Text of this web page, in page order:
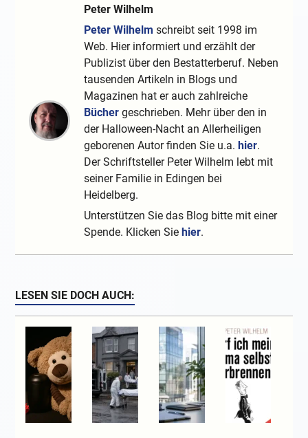
Peter Wilhelm
Peter Wilhelm schreibt seit 1998 im
Web. Hier informiert und erzählt der
Publizist über den Bestatterberuf. Neben
tausenden Artikeln in Blogs und
Magazinen hat er auch zahlreiche
Bücher geschrieben. Mehr über den in
der Halloween-Nacht an Allerheiligen
geborenen Autor finden Sie u.a.hier.
Der Schriftsteller Peter Wilhelm lebt mit
seiner Familie in Edingen bei
Heidelberg.
Unterstützen Sie das Blog bitte mit einer
Spende. Klicken Siehier.
LESEN SIE DOCH AUCH: